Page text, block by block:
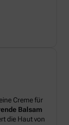
Creme für
Balsam
die Haut von